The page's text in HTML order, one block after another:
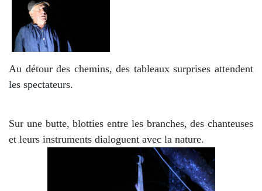
Au détour des chemins, des tableaux surprises attendent
les spectateurs.
Sur une butte, blotties entre les branches, des chanteuses
et leurs instruments dialoguent avec la nature.